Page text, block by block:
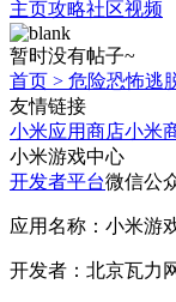
主页攻略社区视频
暂时没有帖子~
首页 > 危险恐怖逃
友情链接
小米应用商店小米
小米游戏中心
开发者平台微信公
应用名称：小米游
开发者：北京瓦力